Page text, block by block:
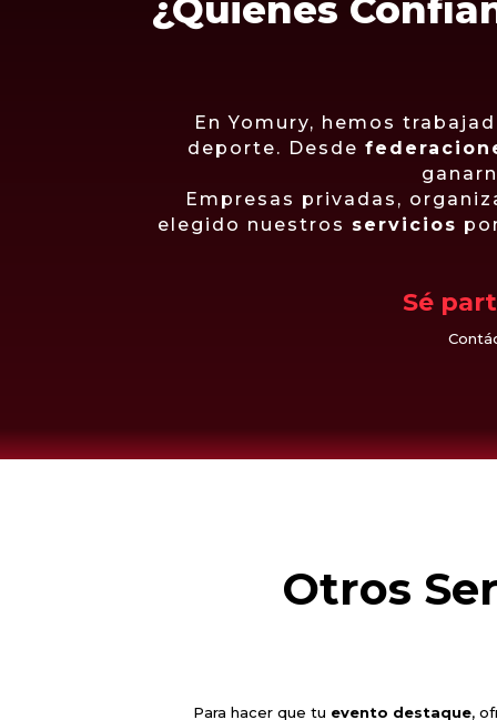
¿Quiénes
En Yomury, hemos
deporte. Desde
Empresas privadas,
elegido nuestros servicios
Sé
Otros
Para hacer que tu evento destaque,